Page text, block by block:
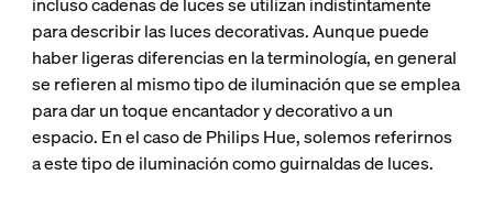
para describir las luces decorativas. Aunque puede
haber ligeras diferencias en la terminología, en general
se refieren al mismo tipo de iluminación que se emplea
para dar un toque encantador y decorativo a un
espacio. En el caso de Philips Hue, solemos referirnos
a este tipo de iluminación como guirnaldas de luces.